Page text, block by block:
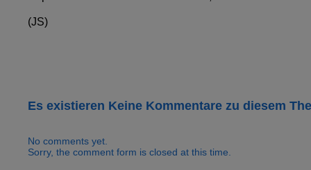
(JS)
Es existieren Keine Kommentare zu diesem
No comments yet.
Sorry, the comment form is closed at this time.